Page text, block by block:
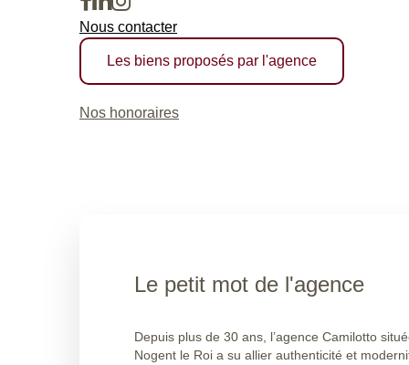
Nous contacter
Les biens proposés par l'agence
Nos honoraires
Le petit mot de l'agence
Depuis plus de 30 ans, l’agence Camilotto
Nogent le Roi a su allier authenticité et